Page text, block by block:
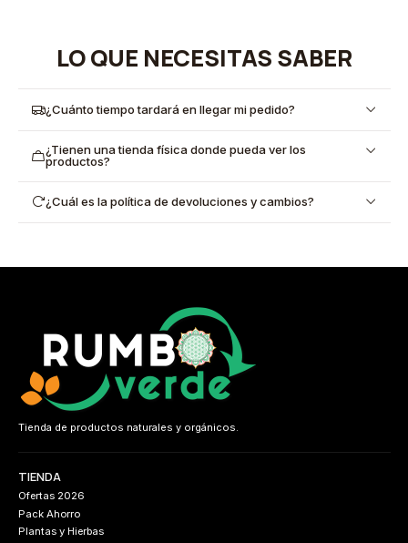
LO QUE NECESITAS SABER
¿Cuánto tiempo tardará en llegar mi pedido?
¿Tienen una tienda física donde pueda ver los
productos?
¿Cuál es la política de devoluciones y cambios?
Tienda de productos naturales y orgánicos.
TIENDA
Ofertas 2026
Pack Ahorro
Plantas y Hierbas